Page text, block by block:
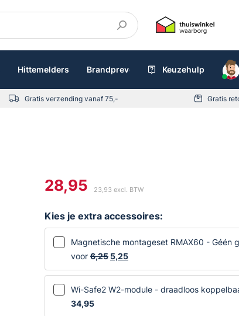
Hittemelders Brandpreventieboxen AED
Keuzehulp
Gratis verzending vanaf 75,- Gratis
28,95 23,93 excl. BTW
Kies je extra accessoires:
Magnetische montageset RMAX60 - Géén
voor 6,25 Oorspronkelijke
prijs
was:
5,25
prijs
Wi-Safe2 W2-module - draadloos
34,95